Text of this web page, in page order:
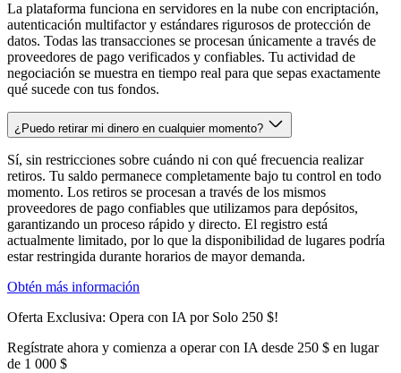
La plataforma funciona en servidores en la nube con encriptación,
autenticación multifactor y estándares rigurosos de protección de
datos. Todas las transacciones se procesan únicamente a través de
proveedores de pago verificados y confiables. Tu actividad de
negociación se muestra en tiempo real para que sepas exactamente
qué sucede con tus fondos.
¿Puedo retirar mi dinero en cualquier momento?
Sí, sin restricciones sobre cuándo ni con qué frecuencia realizar
retiros. Tu saldo permanece completamente bajo tu control en todo
momento. Los retiros se procesan a través de los mismos
proveedores de pago confiables que utilizamos para depósitos,
garantizando un proceso rápido y directo. El registro está
actualmente limitado, por lo que la disponibilidad de lugares podría
estar restringida durante horarios de mayor demanda.
Obtén más información
Oferta Exclusiva: Opera con IA por Solo 250 $!
Regístrate ahora y comienza a operar con IA desde 250 $ en lugar
de 1 000 $